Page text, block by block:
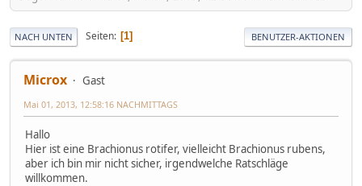
NACH UNTEN Seiten 1 BENUTZER-AKTIONEN
Microx Gast
Mai 01, 2013, 12:58:16 NACHMITTAGS
Hallo
Hier ist eine Brachionus rotifer, vielleicht Brachionus rubens,
aber ich bin mir nicht sicher, irgendwelche Ratschläge
willkommen.